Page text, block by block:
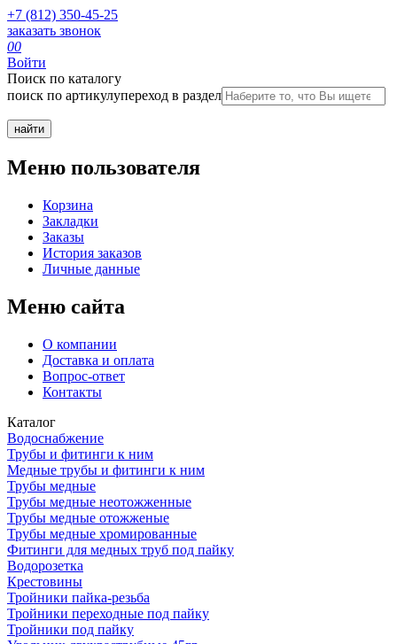
+7 (812) 350-45-25
заказать звонок
00
Войти
Поиск по каталогу
поиск по артикулупереход в раздел
Меню пользователя
Корзина
Закладки
Заказы
История заказов
Личные данные
Меню сайта
О компании
Доставка и оплата
Вопрос-ответ
Контакты
Каталог
Водоснабжение
Трубы и фитинги к ним
Медные трубы и фитинги к ним
Трубы медные
Трубы медные неотожженные
Трубы медные отожженые
Трубы медные хромированные
Фитинги для медных труб под пайку
Водорозетка
Крестовины
Тройники пайка-резьба
Тройники переходные под пайку
Тройники под пайку